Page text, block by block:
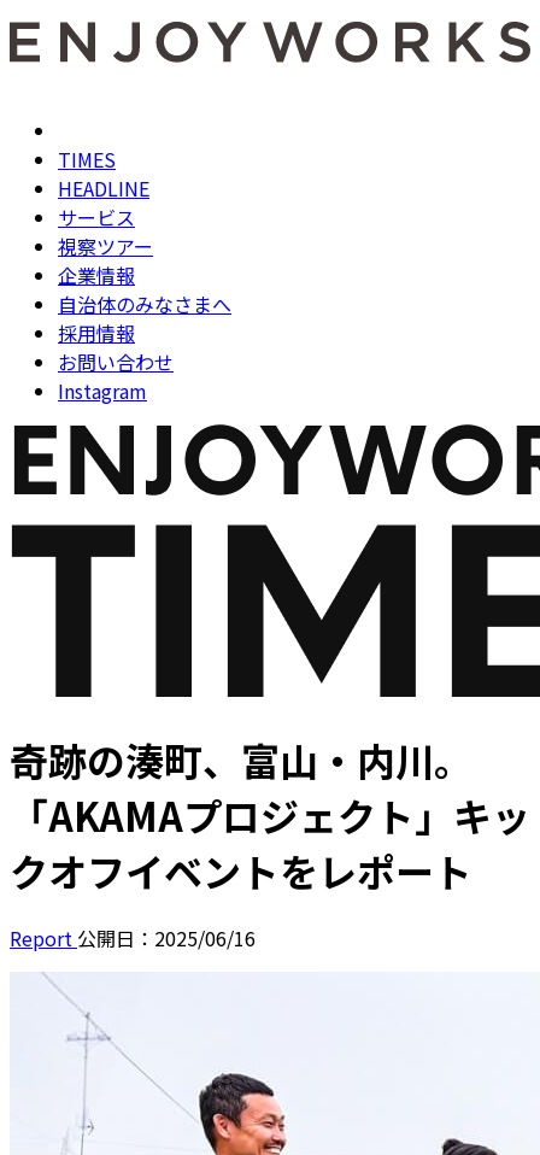
TIMES
HEADLINE
サービス
視察ツアー
企業情報
自治体のみなさまへ
採用情報
お問い合わせ
Instagram
奇跡の湊町、富山・内川。
「AKAMAプロジェクト」キッ
クオフイベントをレポート
Report 公開日：2025/06/16